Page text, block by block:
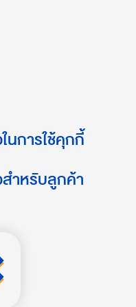
นการใช้คุกกี้
ำหรับลูกค้า